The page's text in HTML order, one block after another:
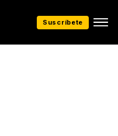
Suscríbete